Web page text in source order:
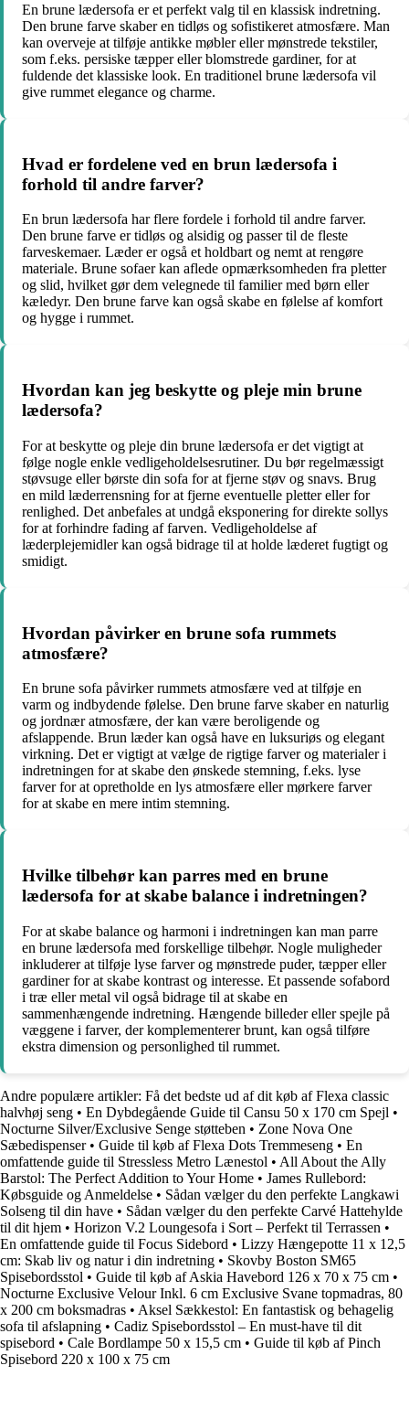
En brune lædersofa er et perfekt valg til en klassisk indretning.
Den brune farve skaber en tidløs og sofistikeret atmosfære. Man
kan overveje at tilføje antikke møbler eller mønstrede tekstiler,
som f.eks. persiske tæpper eller blomstrede gardiner, for at
fuldende det klassiske look. En traditionel brune lædersofa vil
give rummet elegance og charme.
Hvad er fordelene ved en brun lædersofa i
forhold til andre farver?
En brun lædersofa har flere fordele i forhold til andre farver.
Den brune farve er tidløs og alsidig og passer til de fleste
farveskemaer. Læder er også et holdbart og nemt at rengøre
materiale. Brune sofaer kan aflede opmærksomheden fra pletter
og slid, hvilket gør dem velegnede til familier med børn eller
kæledyr. Den brune farve kan også skabe en følelse af komfort
og hygge i rummet.
Hvordan kan jeg beskytte og pleje min brune
lædersofa?
For at beskytte og pleje din brune lædersofa er det vigtigt at
følge nogle enkle vedligeholdelsesrutiner. Du bør regelmæssigt
støvsuge eller børste din sofa for at fjerne støv og snavs. Brug
en mild læderrensning for at fjerne eventuelle pletter eller for
renlighed. Det anbefales at undgå eksponering for direkte sollys
for at forhindre fading af farven. Vedligeholdelse af
læderplejemidler kan også bidrage til at holde læderet fugtigt og
smidigt.
Hvordan påvirker en brune sofa rummets
atmosfære?
En brune sofa påvirker rummets atmosfære ved at tilføje en
varm og indbydende følelse. Den brune farve skaber en naturlig
og jordnær atmosfære, der kan være beroligende og
afslappende. Brun læder kan også have en luksuriøs og elegant
virkning. Det er vigtigt at vælge de rigtige farver og materialer i
indretningen for at skabe den ønskede stemning, f.eks. lyse
farver for at opretholde en lys atmosfære eller mørkere farver
for at skabe en mere intim stemning.
Hvilke tilbehør kan parres med en brune
lædersofa for at skabe balance i indretningen?
For at skabe balance og harmoni i indretningen kan man parre
en brune lædersofa med forskellige tilbehør. Nogle muligheder
inkluderer at tilføje lyse farver og mønstrede puder, tæpper eller
gardiner for at skabe kontrast og interesse. Et passende sofabord
i træ eller metal vil også bidrage til at skabe en
sammenhængende indretning. Hængende billeder eller spejle på
væggene i farver, der komplementerer brunt, kan også tilføre
ekstra dimension og personlighed til rummet.
Andre populære artikler: Få det bedste ud af dit køb af Flexa classic
halvhøj seng • En Dybdegående Guide til Cansu 50 x 170 cm Spejl •
Nocturne Silver/Exclusive Senge støtteben • Zone Nova One
Sæbedispenser• Guide til køb af Flexa Dots Tremmeseng • En
omfattende guide til Stressless Metro Lænestol • All About the Ally
Barstol: The Perfect Addition to Your Home • James Rullebord:
Købsguide og Anmeldelse • Sådan vælger du den perfekte Langkawi
Solseng til din have • Sådan vælger du den perfekte Carvé Hattehylde
til dit hjem • Horizon V.2 Loungesofa i Sort – Perfekt til Terrassen •
En omfattende guide til Focus Sidebord • Lizzy Hængepotte 11 x 12,5
cm: Skab liv og natur i din indretning • Skovby Boston SM65
Spisebordsstol • Guide til køb af Askia Havebord 126 x 70 x 75 cm •
Nocturne Exclusive Velour Inkl. 6 cm Exclusive Svane topmadras, 80
x 200 cm boksmadras • Aksel Sækkestol: En fantastisk og behagelig
sofa til afslapning • Cadiz Spisebordsstol – En must-have til dit
spisebord • Cale Bordlampe 50 x 15,5 cm • Guide til køb af Pinch
Spisebord 220 x 100 x 75 cm